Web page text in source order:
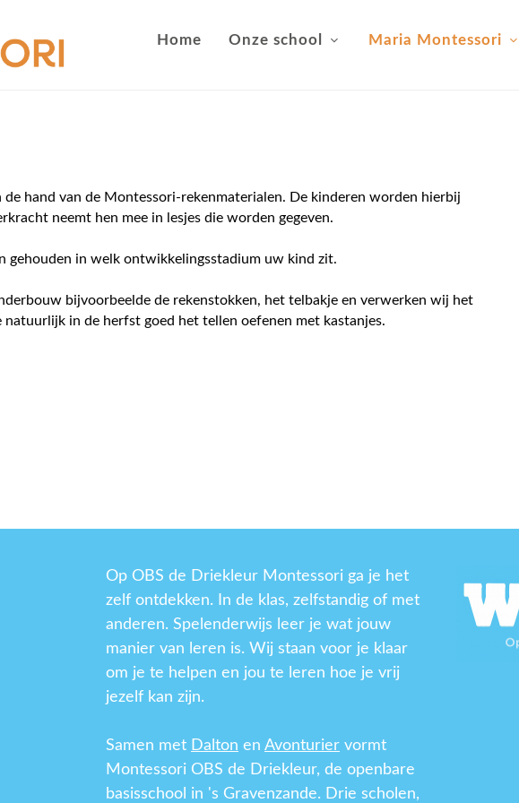
Home Onze school Maria Montessori
hand van de Montessori-rekenmaterialen. De kinderen worden hierbij
neemt hen mee in lesjes die worden gegeven.
gehouden in welk ontwikkelingsstadium uw kind zit.
bijvoorbeelde de rekenstokken, het telbakje en verwerken wij het
natuurlijk in de herfst goed het tellen oefenen met kastanjes.
Op OBS de Driekleur Montessori ga je het
zelf ontdekken. In de klas, zelfstandig of met
anderen. Spelenderwijs leer je wat jouw
manier van leren is. Wij staan voor je klaar
om je te helpen en jou te leren hoe je vrij
jezelf kan zijn.
Samen met Dalton enAvonturier vormt
Montessori OBS de Driekleur, de openbare
basisschool in 's Gravenzande. Drie scholen,